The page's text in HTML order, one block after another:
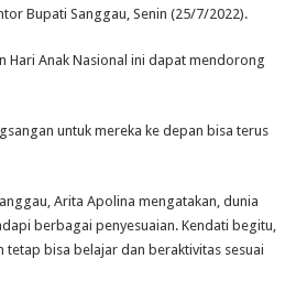
Bupati Sanggau, Senin (25/7/2022).
Hari Anak Nasional ini dapat mendorong
untuk mereka ke depan bisa terus
Arita Apolina mengatakan, dunia
berbagai penyesuaian. Kendati begitu,
bisa belajar dan beraktivitas sesuai